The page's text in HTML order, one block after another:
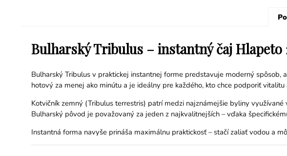
Bulharský Tribulus – instantný čaj Hlapeto
Bulharský Tribulus v praktickej instantnej forme predstavuje moderný
hotový za menej ako minútu a je ideálny pre každého, kto chce podporiť
Kotvičník zemný (Tribulus terrestris) patrí medzi najznámejšie byliny
Bulharský pôvod je považovaný za jeden z najkvalitnejších – vďaka
Instantná forma navyše prináša maximálnu praktickosť – stačí zaliať vodou a